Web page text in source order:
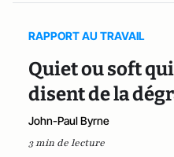
RAPPORT AU TRAVAIL
Quiet ou soft
disent de la
John-Paul Byrne
3 min de lecture